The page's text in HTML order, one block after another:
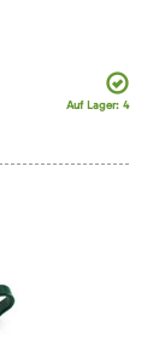
Auf Lager: 4